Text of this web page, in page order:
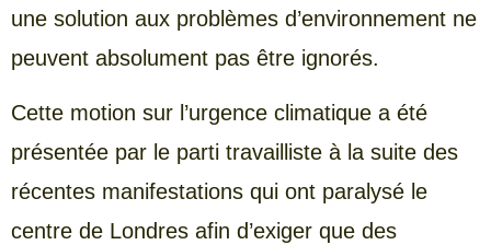
une solution aux problèmes d’environnement ne
peuvent absolument pas être ignorés.
Cette motion sur l’urgence climatique a été
présentée par le parti travailliste à la suite des
récentes manifestations qui ont paralysé le
centre de Londres afin d’exiger que des